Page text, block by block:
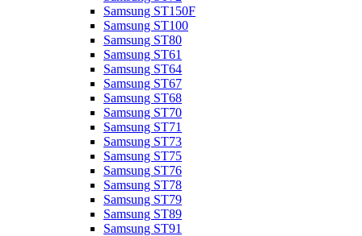
Samsung ST150F
Samsung ST100
Samsung ST80
Samsung ST61
Samsung ST64
Samsung ST67
Samsung ST68
Samsung ST70
Samsung ST71
Samsung ST73
Samsung ST75
Samsung ST76
Samsung ST78
Samsung ST79
Samsung ST89
Samsung ST91